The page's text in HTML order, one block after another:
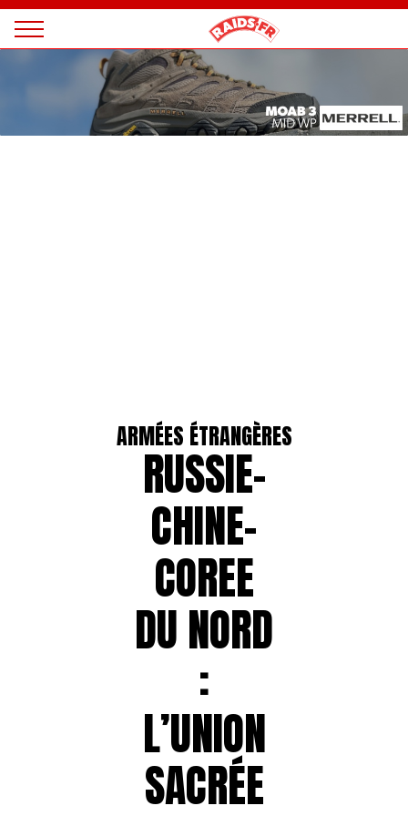
Magazine
ARMÉES ÉTRANGÈRES
RUSSIE-
CHINE-
COREE
DU NORD
:
L’UNION
SACRÉE
Panneau de gestion des cookies